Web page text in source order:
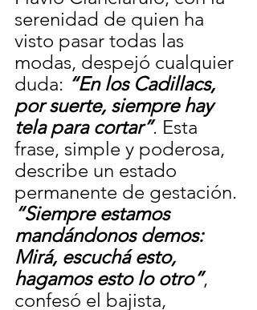
serenidad de quien ha
visto pasar todas las
modas, despejó cualquier
duda: “En los Cadillacs,
por suerte, siempre hay
tela para cortar”. Esta
frase, simple y poderosa,
describe un estado
permanente de gestación.
“Siempre estamos
mandándonos demos:
Mirá, escuchá esto,
hagamos esto lo otro”,
confesó el bajista,